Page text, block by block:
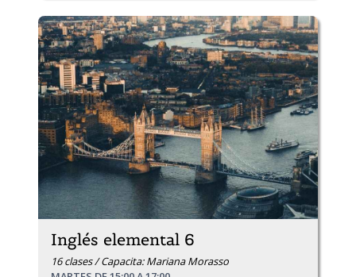
Inglés elemental 6
16 clases / Capacita: Mariana Morasso